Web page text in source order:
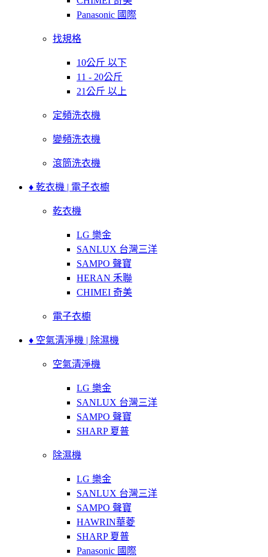
Panasonic 國際
找規格
10公斤 以下
11 - 20公斤
21公斤 以上
定頻洗衣機
變頻洗衣機
滾筒洗衣機
♦ 乾衣機 | 電子衣櫥
乾衣機
LG 樂金
SANLUX 台灣三洋
SAMPO 聲寶
HERAN 禾聯
CHIMEI 奇美
電子衣櫥
♦ 空氣清淨機 | 除濕機
空氣清淨機
LG 樂金
SANLUX 台灣三洋
SAMPO 聲寶
SHARP 夏普
除濕機
LG 樂金
SANLUX 台灣三洋
SAMPO 聲寶
HAWRIN華菱
SHARP 夏普
Panasonic 國際